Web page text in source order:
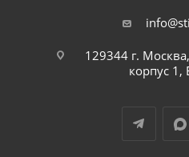
129344 г.
корпус